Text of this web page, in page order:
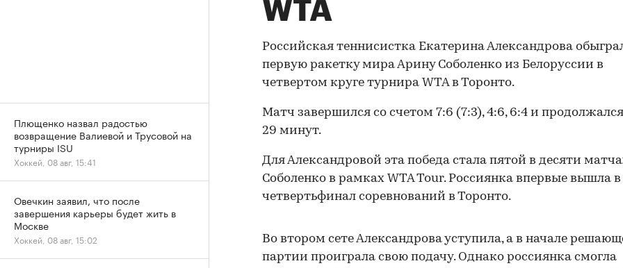
WTA
Российская теннисистка Екатерина Александрова
первую ракетку мира Арину Соболенко из Белоруссии в
четвертом круге турнира WTA в Торонто.
Матч завершился со счетом 7:6 (7:3), 4:6, 6:4 и
29 минут.
Для Александровой эта победа стала пятой в десяти
Соболенко в рамках WTA Tour. Россиянка впервые вышла в
четвертьфинал соревнований в Торонто.
Во втором сете Александрова уступила, а в начале
партии проиграла свою подачу. Однако россиянка смогла
Плющенко назвал радостью
возвращение Валиевой и Трусовой на
турниры ISU
Хоккей, 08 авг, 15:41
Овечкин заявил, что после
завершения карьеры будет жить в
Москве
Хоккей, 08 авг, 15:02